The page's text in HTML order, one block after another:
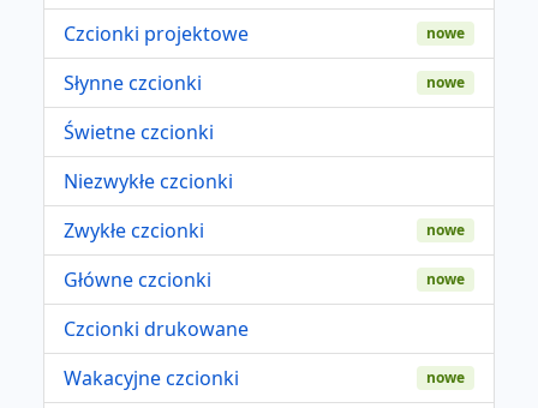
Czcionki projektowe nowe
Słynne czcionki nowe
Świetne czcionki
Niezwykłe czcionki
Zwykłe czcionki
nowe
Główne czcionki nowe
Czcionki drukowane
Wakacyjne czcionki
nowe